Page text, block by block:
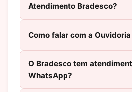
Atendimento Bradesco?
Como falar com a
O Bradesco tem
WhatsApp?